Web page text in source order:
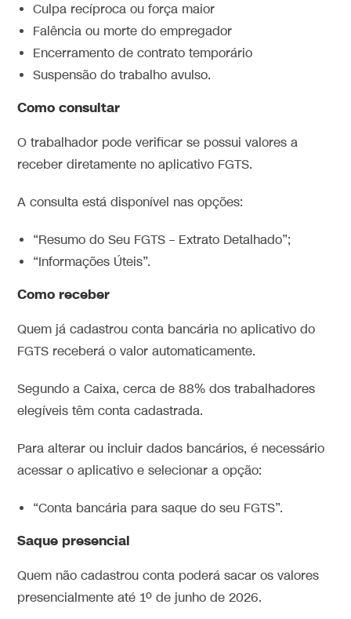
Culpa recíproca ou força maior
Falência ou morte do empregador
Encerramento de contrato temporário
Suspensão do trabalho avulso.
Como consultar
O trabalhador pode verificar se possui valores a
receber diretamente no aplicativo FGTS.
A consulta está disponível nas opções:
“Resumo do Seu FGTS – Extrato Detalhado”;
“Informações Úteis”.
Como receber
Quem já cadastrou conta bancária no aplicativo do
FGTS receberá o valor automaticamente.
Segundo a Caixa, cerca de 88% dos trabalhadores
elegíveis têm conta cadastrada.
Para alterar ou incluir dados bancários, é necessário
acessar o aplicativo e selecionar a opção:
“Conta bancária para saque do seu FGTS”.
Saque presencial
Quem não cadastrou conta poderá sacar os valores
presencialmente até 1º de junho de 2026.